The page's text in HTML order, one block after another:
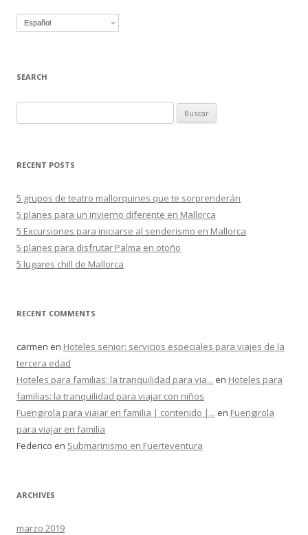
Español
SEARCH
u
c
r
:
RECENT POSTS
5 grupos de teatro mallorquines que te sorprenderán
5 planes para un invierno diferente en Mallorca
5 Excursiones para iniciarse al senderismo en Mallorca
5 planes para disfrutar Palma en otoño
5 lugares chill de Mallorca
RECENT COMMENTS
carmen en Hoteles senior: servicios especiales para viajes de la
tercera edad
Hoteles para familias: la tranquilidad para via... en Hoteles para
familias: la tranquilidad para viajar con niños
Fuengirola para viajar en familia | contenido |... en Fuengirola
para viajar en familia
Federico en Submarinismo en Fuerteventura
ARCHIVES
marzo 2019